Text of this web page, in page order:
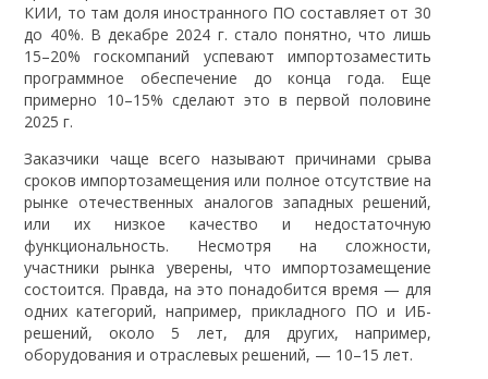
КИИ, то там доля иностранного ПО составляет от 30
до 40%. В декабре 2024 г. стало понятно, что лишь
15–20% госкомпаний успевают импортозаместить
программное обеспечение до конца года. Еще
примерно 10–15% сделают это в первой половине
2025 г.
Заказчики чаще всего называют причинами срыва
сроков импортозамещения или полное отсутствие на
рынке отечественных аналогов западных решений,
или их низкое качество и недостаточную
функциональность. Несмотря на сложности,
участники рынка уверены, что импортозамещение
состоится. Правда, на это понадобится время — для
одних категорий, например, прикладного ПО и ИБ-
решений, около 5 лет, для других, например,
оборудования и отраслевых решений, — 10–15 лет.